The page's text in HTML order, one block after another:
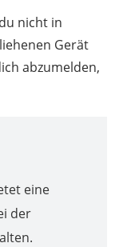
nicht in
Gerät
abzumelden,
eine
der